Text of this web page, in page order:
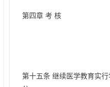
第四章 考 核
第十五条 继续医学教育实